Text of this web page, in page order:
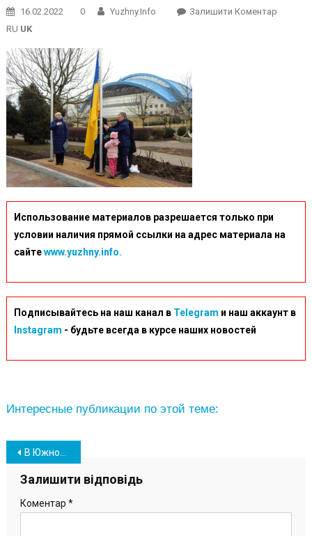
16.02.2022 0 Yuzhny.info Залишити КоментарOn
RU UK
Использование материалов разрешается только при
условии наличия прямой ссылки на адрес материала на
сайтеwww.yuzhny.info.
Подписывайтесь на наш канал в Telegram и наш аккаунт в
Instagram - будьте всегда в курсе наших новостей
Интересные публикации по этой теме:
Навігація
записів
В Южном отметили новый государственный праздник – День единения (видео, фото)
Залишити відповідь
Коментар *